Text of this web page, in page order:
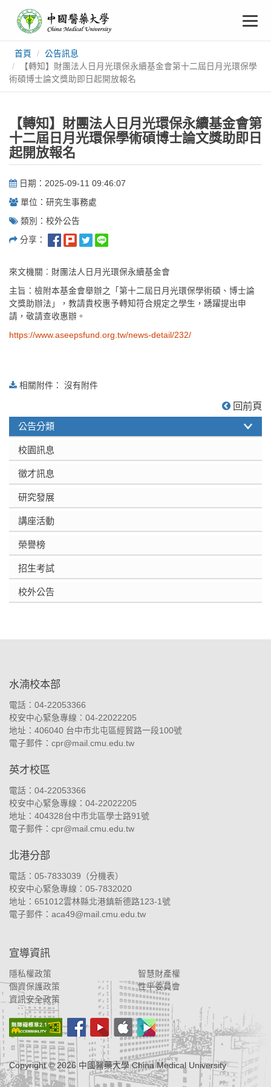
要
中
國
醫
藥
大
學
首頁
公告訊息
【轉知】財團法人日月光環保永續基金會第十二屆日月光環保學
術碩博士論文獎助即日起開放報名
【轉知】財團法人日月光環保永續基金會第
十二屆日月光環保學術碩博士論文獎助即日
起開放報名
日期：2025-09-11 09:46:07
單位：研究生事務處
類別：校外公告
分享：
來文機關︰財團法人日月光環保永續基金會
主旨：檢附本基金會舉辦之「第十二屆日月光環保學術碩、博士論
文獎助辦法」，教請貴校惠予轉知符合規定之學生，踴躍提出申
請，敬請查收惠辦。
https://www.aseepsfund.org.tw/news-detail/232/
相關附件： 沒有附件
回前頁
公告分類
校園訊息
徵才訊息
研究發展
講座活動
榮譽榜
招生考試
校外公告
水湳校本部
電話：04-22053366
校安中心緊急專線：04-22022205
地址： 406040 台中市北屯區經貿路一段100號
電子郵件： cpr@mail.cmu.edu.tw
英才校區
電話：04-22053366
校安中心緊急專線：04-22022205
地址： 404328台中市北區學士路91號
電子郵件： cpr@mail.cmu.edu.tw
北港分部
電話：05-7833039（分機表）
校安中心緊急專線：05-7832020
地址： 651012雲林縣北港鎮新德路123-1號
電子郵件： aca49@mail.cmu.edu.tw
宣導資訊
隱私權政策
智慧財產權
個資保護政策
性平委員會
資訊安全政策
Copyright ©2026 中國醫藥大學 China Medical University